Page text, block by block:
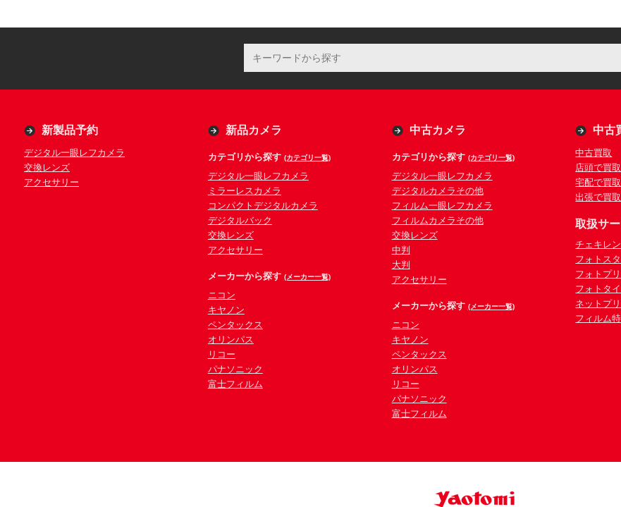
新製品予約
デジタル一眼レフカメラ
交換レンズ
アクセサリー
新品カメラ
カテゴリから探す (カテゴリ一覧)
デジタル一眼レフカメラ
ミラーレスカメラ
コンパクトデジタルカメラ
デジタルバック
交換レンズ
アクセサリー
メーカーから探す (メーカー一覧)
ニコン
キヤノン
ペンタックス
オリンパス
リコー
パナソニック
富士フィルム
中古カメラ
カテゴリから探す (カテゴリ一覧)
デジタル一眼レフカメラ
デジタルカメラその他
フィルム一眼レフカメラ
フィルムカメラその他
交換レンズ
中判
大判
アクセサリー
メーカーから探す (メーカー一覧)
ニコン
キヤノン
ペンタックス
オリンパス
リコー
パナソニック
富士フィルム
中古
中古買取
店頭で買
宅配で買
出張で買
取扱サ
チェキレ
フォトス
フォトプ
フォトタ
ネットプ
フィルム